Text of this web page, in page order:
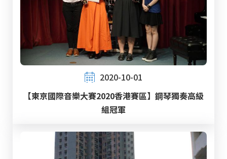
2020-10-01
【東京國際音樂大賽2020香港賽區】鋼琴獨奏高級
組冠軍